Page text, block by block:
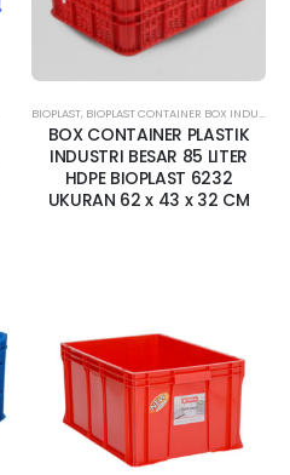
,BOX CONTAINER JUMBO,BOX CONTAINER
BIOPLAST, BIOPLAST CONTAINER BOX INDUSTRI
BOX CONTAINER PLASTIK
INDUSTRI BESAR 85 LITER
HDPE BIOPLAST 6232
UKURAN 62 x 43 x 32 CM